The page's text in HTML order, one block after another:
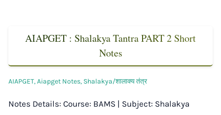
AIAPGET : Shalakya Tantra PART 2 Short
Notes
AIAPGET,Aiapget Notes, Shalakya/शालाक्य तंत्र
Notes Details: Course: BAMS | Subject: Shalakya